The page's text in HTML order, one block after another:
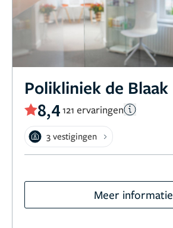
Polikliniek de Blaak
8,4121 ervaringen
3 vestigingen
Meer informatie